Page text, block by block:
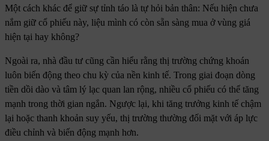
Một cách khác để giữ sự tỉnh táo là tự hỏi bản thân: Nếu hiện chưa
nắm giữ cổ phiếu này, liệu mình có còn sẵn sàng mua ở vùng giá
hiện tại hay không?
Ngoài ra, nhà đầu tư cũng cần hiểu rằng thị trường chứng khoán
luôn biến động theo chu kỳ của nền kinh tế. Trong giai đoạn dòng
tiền dồi dào và tâm lý lạc quan lan rộng, nhiều cổ phiếu có thể tăng
mạnh trong thời gian ngắn. Ngược lại, khi tăng trưởng kinh tế chậm
lại hoặc thanh khoản suy yếu, thị trường thường đối mặt với áp lực
điều chỉnh và biến động mạnh hơn.